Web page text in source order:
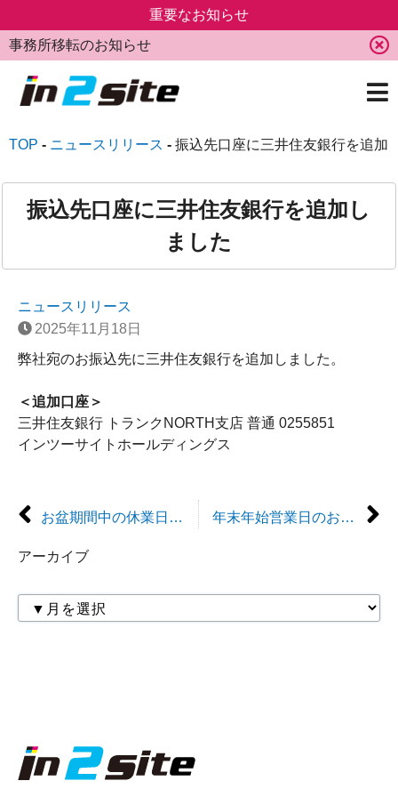
重要なお知らせ
事務所移転のお知らせ
TOP ニュースリリース 振込先口座に三井住友銀行を追加
振込先口座に三井住友銀行を追加し
ました
ニュースリリース
2025年11月18日
弊社宛のお振込先に三井住友銀行を追加しました。
＜追加口座＞
三井住友銀行 トランクNORTH支店 普通 0255851
インツーサイトホールディングス
お盆期間中の休業日について 年末年始営業日のお知らせ
アーカイブ